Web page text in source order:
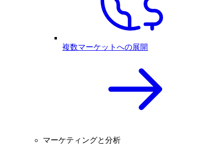
複数マーケットへの展開
マーケティングと分析